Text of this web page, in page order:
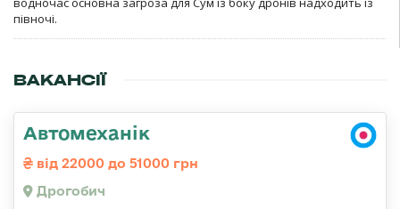
півночі.
ВАКАНСІЇ
Автомеханік
від 22000 до 51000 грн
Дрогобич